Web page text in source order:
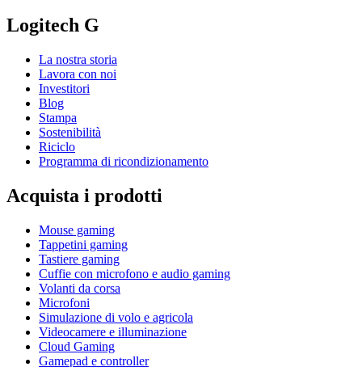
Logitech G
La nostra storia
Lavora con noi
Investitori
Blog
Stampa
Sostenibilità
Riciclo
Programma di ricondizionamento
Acquista i prodotti
Mouse gaming
Tappetini gaming
Tastiere gaming
Cuffie con microfono e audio gaming
Volanti da corsa
Microfoni
Simulazione di volo e agricola
Videocamere e illuminazione
Cloud Gaming
Gamepad e controller